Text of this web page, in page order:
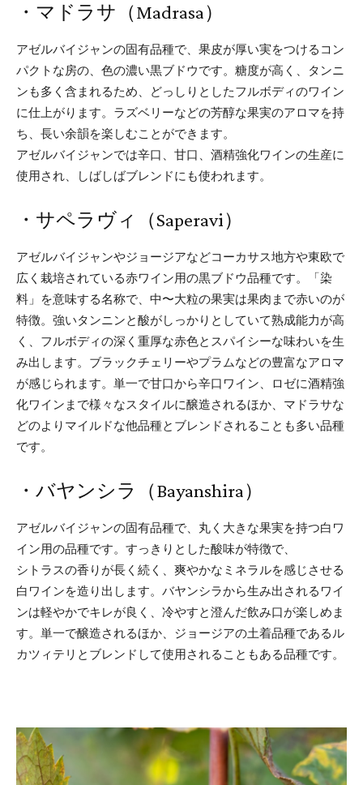
・マドラサ（Madrasa）
アゼルバイジャンの固有品種で、果皮が厚い実をつけるコン
パクトな房の、色の濃い黒ブドウです。糖度が高く、タンニ
ンも多く含まれるため、どっしりとしたフルボディのワイン
に仕上がります。ラズベリーなどの芳醇な果実のアロマを持
ち、長い余韻を楽しむことができます。
アゼルバイジャンでは辛口、甘口、酒精強化ワインの生産に
使用され、しばしばブレンドにも使われます。
・サペラヴィ（Saperavi）
アゼルバイジャンやジョージアなどコーカサス地方や東欧で
広く栽培されている赤ワイン用の黒ブドウ品種です。「染
料」を意味する名称で、中〜大粒の果実は果肉まで赤いのが
特徴。強いタンニンと酸がしっかりとしていて熟成能力が高
く、フルボディの深く重厚な赤色とスパイシーな味わいを生
み出します。ブラックチェリーやプラムなどの豊富なアロマ
が感じられます。単一で甘口から辛口ワイン、ロゼに酒精強
化ワインまで様々なスタイルに醸造されるほか、マドラサな
どのよりマイルドな他品種とブレンドされることも多い品種
です。
・バヤンシラ（Bayanshira）
アゼルバイジャンの固有品種で、丸く大きな果実を持つ白ワ
イン用の品種です。すっきりとした酸味が特徴で、
シトラスの香りが長く続く、爽やかなミネラルを感じさせる
白ワインを造り出します。バヤンシラから生み出されるワイ
ンは軽やかでキレが良く、冷やすと澄んだ飲み口が楽しめま
す。単一で醸造されるほか、ジョージアの土着品種であるル
カツィテリとブレンドして使用されることもある品種です。